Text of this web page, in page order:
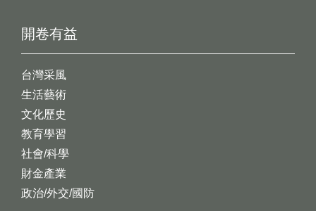
開卷有益
台灣采風
生活藝術
文化歷史
教育學習
社會/科學
財金產業
政治/外交/國防